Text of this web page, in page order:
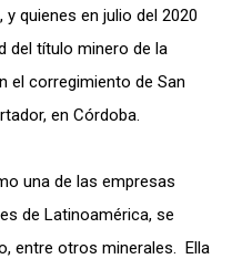
quienes en julio del 2020
del título minero de la
el corregimiento de San
en Córdoba.
una de las empresas
de Latinoamérica, se
entre otros minerales. Ella